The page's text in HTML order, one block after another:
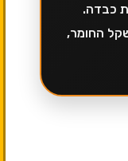
כבדה.
החומר,